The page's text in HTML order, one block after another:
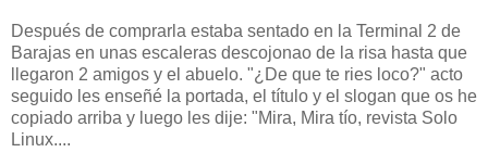
Después de comprarla estaba sentado en la Terminal 2 de
Barajas en unas escaleras descojonao de la risa hasta que
llegaron 2 amigos y el abuelo. "¿De que te ries loco?" acto
seguido les enseñé la portada, el título y el slogan que os he
copiado arriba y luego les dije: "Mira, Mira tío, revista Solo
Linux....